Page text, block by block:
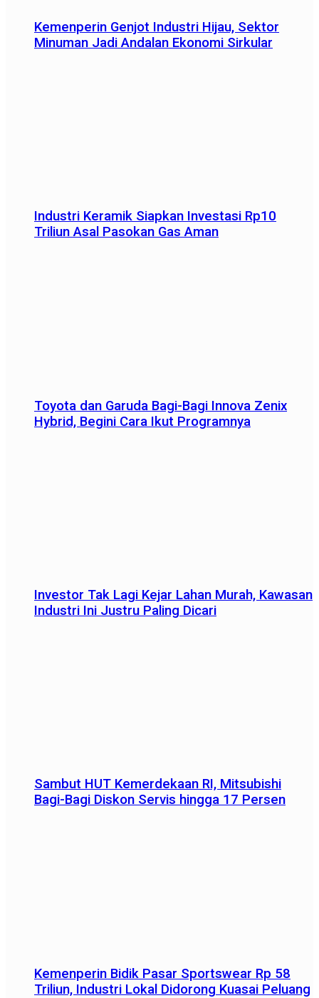
Kemenperin Genjot Industri Hijau, Sektor
Minuman Jadi Andalan Ekonomi Sirkular
Industri Keramik Siapkan Investasi Rp10
Triliun Asal Pasokan Gas Aman
Toyota dan Garuda Bagi-Bagi Innova Zenix
Hybrid, Begini Cara Ikut Programnya
Investor Tak Lagi Kejar Lahan Murah, Kawasan
Industri Ini Justru Paling Dicari
Sambut HUT Kemerdekaan RI, Mitsubishi
Bagi-Bagi Diskon Servis hingga 17 Persen
Kemenperin Bidik Pasar Sportswear Rp 58
Triliun, Industri Lokal Didorong Kuasai Peluang